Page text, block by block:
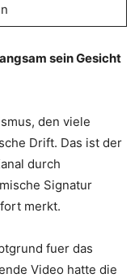
sein Gesicht
den viele
Drift. Das ist der
durch
Signatur
merkt.
fuer das
Video hatte die